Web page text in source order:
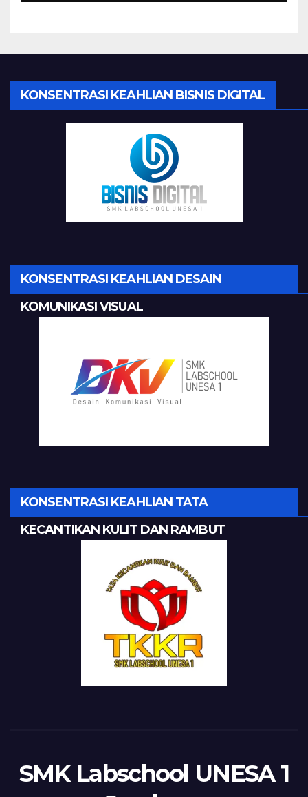
KONSENTRASI KEAHLIAN BISNIS DIGITAL
KONSENTRASI KEAHLIAN DESAIN
KOMUNIKASI VISUAL
KONSENTRASI KEAHLIAN TATA
KECANTIKAN KULIT DAN RAMBUT
SMK Labschool UNESA 1